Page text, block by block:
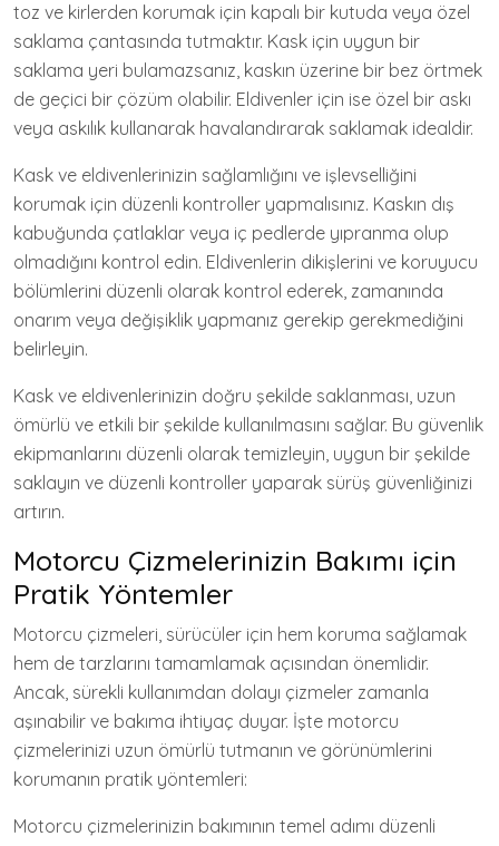
toz ve kirlerden korumak için kapalı bir kutuda veya özel
saklama çantasında tutmaktır. Kask için uygun bir
saklama yeri bulamazsanız, kaskın üzerine bir bez örtmek
de geçici bir çözüm olabilir. Eldivenler için ise özel bir askı
veya askılık kullanarak havalandırarak saklamak idealdir.
Kask ve eldivenlerinizin sağlamlığını ve işlevselliğini
korumak için düzenli kontroller yapmalısınız. Kaskın dış
kabuğunda çatlaklar veya iç pedlerde yıpranma olup
olmadığını kontrol edin. Eldivenlerin dikişlerini ve koruyucu
bölümlerini düzenli olarak kontrol ederek, zamanında
onarım veya değişiklik yapmanız gerekip gerekmediğini
belirleyin.
Kask ve eldivenlerinizin doğru şekilde saklanması, uzun
ömürlü ve etkili bir şekilde kullanılmasını sağlar. Bu güvenlik
ekipmanlarını düzenli olarak temizleyin, uygun bir şekilde
saklayın ve düzenli kontroller yaparak sürüş güvenliğinizi
artırın.
Motorcu Çizmelerinizin Bakımı için
Pratik Yöntemler
Motorcu çizmeleri, sürücüler için hem koruma sağlamak
hem de tarzlarını tamamlamak açısından önemlidir.
Ancak, sürekli kullanımdan dolayı çizmeler zamanla
aşınabilir ve bakıma ihtiyaç duyar. İşte motorcu
çizmelerinizi uzun ömürlü tutmanın ve görünümlerini
korumanın pratik yöntemleri:
Motorcu çizmelerinizin bakımının temel adımı düzenli